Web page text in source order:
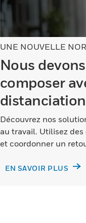
UNE NOUVELLE
Nous
composer
Découvrez nos
au travail. Utilisez
et coordonner un
EN SAVOIR PLUS